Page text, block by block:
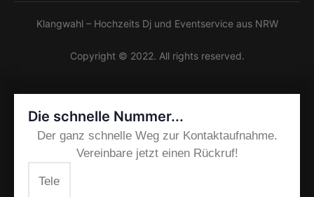
Klangwahl – Hochzeits Dj und Eventservice aus NRW
Copyright © 2022. All rights reserved.
Die schnelle Nummer...
Der ganz schnelle Weg zur Kontaktaufnahme.
Vereinbare jetzt einen Rückruf!